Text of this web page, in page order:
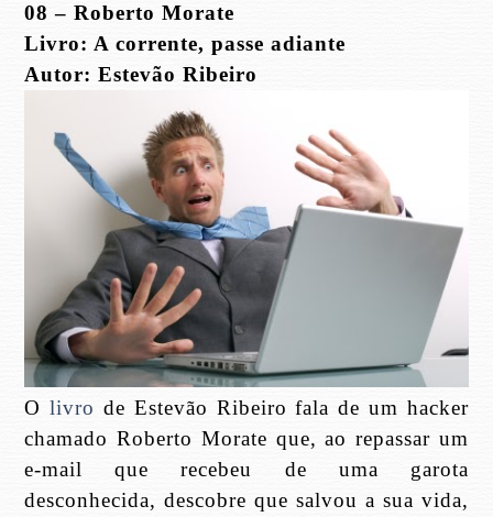
08 – Roberto Morate
Livro: A corrente, passe adiante
Autor: Estevão Ribeiro
Olivro de Estevão Ribeiro fala de um hacker
chamado Roberto Morate que, ao repassar um
e-mail que recebeu de uma garota
desconhecida, descobre que salvou a sua vida,